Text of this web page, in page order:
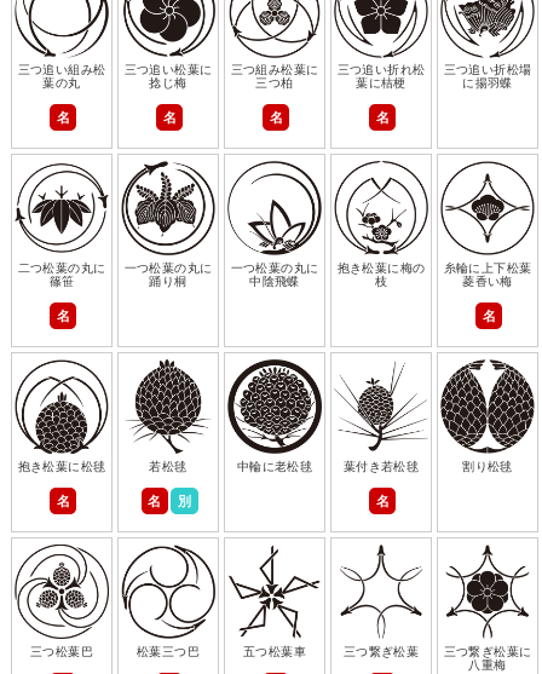
三つ追い組み松
葉の丸
名
三つ追い松葉に
捻じ梅
名
三つ組み松葉に
三つ柏
名
三つ追い折れ松
葉に桔梗
名
三つ追い折松場
に揚羽蝶
二つ松葉の丸に
篠笹
名
一つ松葉の丸に
踊り桐
一つ松葉の丸に
中陰飛蝶
抱き松葉に梅の
枝
糸輪に上下松葉
菱香い梅
名
抱き松葉に松毬
名
若松毬
名 別
中輪に老松毬 葉付き若松毬
名
割り松毬
三つ松葉巴 松葉三つ巴 五つ松葉車 三つ繋ぎ松葉
三つ繋ぎ松葉に
八重梅